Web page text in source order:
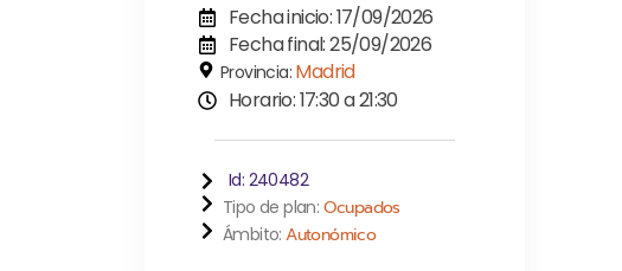
Fecha inicio: 17/09/2026
Fecha final: 25/09/2026
Provincia: Madrid
Horario: 17:30 a 21:30
Id: 240482
Tipo de plan: Ocupados
Ámbito:Autonómico